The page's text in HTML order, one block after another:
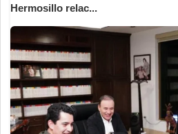
Hermosillo relac...